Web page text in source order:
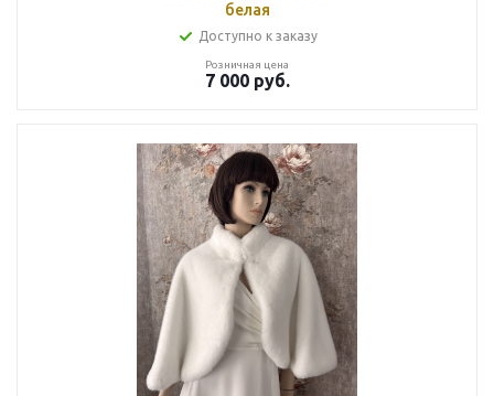
белая
Доступно к заказу
Розничная цена
7 000руб.